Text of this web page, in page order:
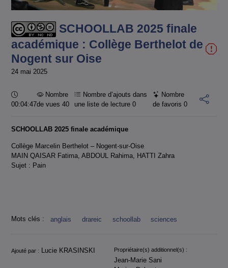
vidéo
SCHOOLLAB 2025 finale
académique : Collège Berthelot de
Nogent sur Oise
24 mai 2025
Durée :
00:04:47
Nombre
de vues 40
Nombre d’ajouts dans
une liste de lecture0
Nombre
de favoris 0
SCHOOLLAB 2025 finale académique
Collège Marcelin Berthelot – Nogent-sur-Oise
MAIN QAISAR Fatima, ABDOUL Rahima, HATTI Zahra
Sujet : Pain
Mots clés : anglais drareic schoollab sciences
Informations
Ajouté par : Lucie KRASINSKI Propriétaire(s) additionnel(s) :
Jean-Marie Sani